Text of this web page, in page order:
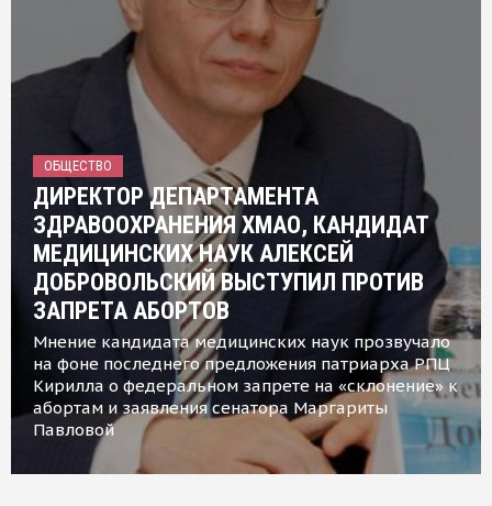
ОБЩЕСТВО
ДИРЕКТОР ДЕПАРТАМЕНТА
ЗДРАВООХРАНЕНИЯ ХМАО, КАНДИДАТ
МЕДИЦИНСКИХ НАУК АЛЕКСЕЙ
ДОБРОВОЛЬСКИЙ ВЫСТУПИЛ ПРОТИВ
ЗАПРЕТА АБОРТОВ
Мнение кандидата медицинских наук прозвучало
на фоне последнего предложения патриарха РПЦ
Кирилла о федеральном запрете на «склонение» к
абортам и заявления сенатора Маргариты
Павловой